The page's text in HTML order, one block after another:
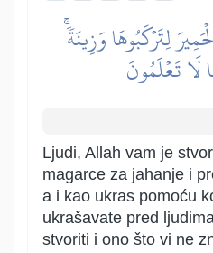
لِتَرۡكَبُوهَا وَزِينَةٗۚ
تَعۡلَمُونَ
Ljudi, Allah vam je
magarce za jahanje i
a i kao ukras pomoću
ukrašavate pred
stvoriti i ono što vi ne